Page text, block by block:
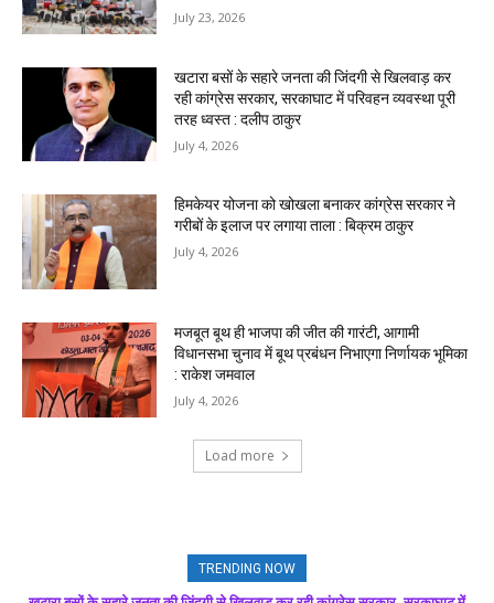
July 23, 2026
खटारा बसों के सहारे जनता की जिंदगी से खिलवाड़ कर
रही कांग्रेस सरकार, सरकाघाट में परिवहन व्यवस्था पूरी
तरह ध्वस्त : दलीप ठाकुर
July 4, 2026
हिमकेयर योजना को खोखला बनाकर कांग्रेस सरकार ने
गरीबों के इलाज पर लगाया ताला : बिक्रम ठाकुर
July 4, 2026
मजबूत बूथ ही भाजपा की जीत की गारंटी, आगामी
विधानसभा चुनाव में बूथ प्रबंधन निभाएगा निर्णायक भूमिका
: राकेश जमवाल
July 4, 2026
Load more